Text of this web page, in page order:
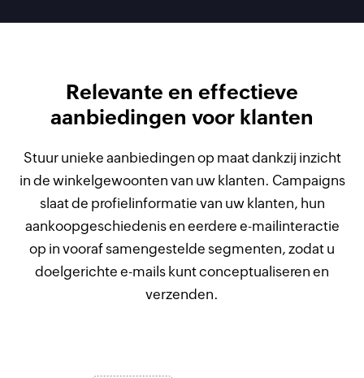
Relevante en effectieve
aanbiedingen voor klanten
Stuur unieke aanbiedingen op maat dankzij inzicht
in de winkelgewoonten van uw klanten. Campaigns
slaat de profielinformatie van uw klanten, hun
aankoopgeschiedenis en eerdere e-mailinteractie
op in vooraf samengestelde segmenten, zodat u
doelgerichte e-mails kunt conceptualiseren en
verzenden.